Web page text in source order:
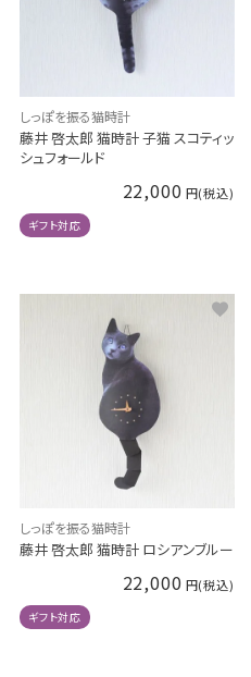
しっぽを振る猫時計
藤井 啓太郎 猫時計 子猫 スコティッ
シュフォールド
22,000
ギフト対応
しっぽを振る猫時計
藤井 啓太郎 猫時計 ロシアンブルー
22,000
ギフト対応